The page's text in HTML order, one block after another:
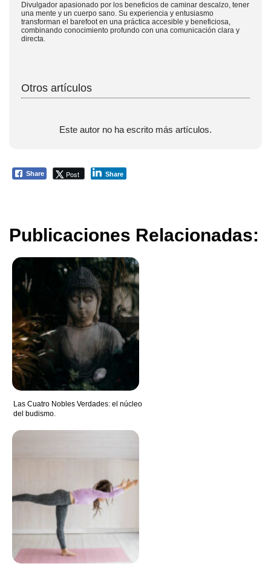
Divulgador apasionado por los beneficios de caminar descalzo, tener
una mente y un cuerpo sano. Su experiencia y entusiasmo
transforman el barefoot en una práctica accesible y beneficiosa,
combinando conocimiento profundo con una comunicación clara y
directa.
Otros artículos
Este autor no ha escrito más artículos.
Share Post Share
Publicaciones Relacionadas:
Las Cuatro Nobles Verdades: el núcleo
del budismo.